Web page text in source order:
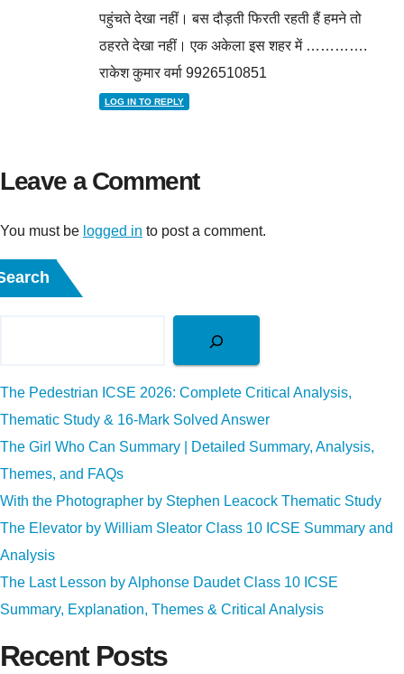
पहुंचते देखा नहीं। बस दौड़ती फिरती रहती हैं हमने तो
ठहरते देखा नहीं। एक अकेला इस शहर में ………….
राकेश कुमार वर्मा 9926510851
LOG IN TO REPLY
Leave a Comment
You must be logged in to post a comment.
The Pedestrian ICSE 2026: Complete Critical Analysis,
Thematic Study & 16-Mark Solved Answer
The Girl Who Can Summary | Detailed Summary, Analysis,
Themes, and FAQs
With the Photographer by Stephen Leacock Thematic Study
The Elevator by William Sleator Class 10 ICSE Summary and
Analysis
The Last Lesson by Alphonse Daudet Class 10 ICSE
Summary, Explanation, Themes & Critical Analysis
Recent Posts